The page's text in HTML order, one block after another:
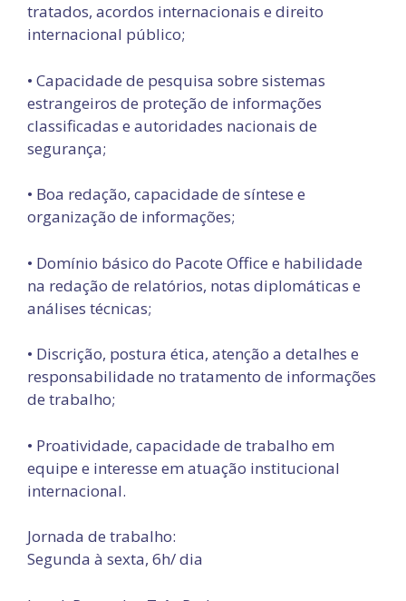
tratados, acordos internacionais e direito
internacional público;
• Capacidade de pesquisa sobre sistemas
estrangeiros de proteção de informações
classificadas e autoridades nacionais de
segurança;
• Boa redação, capacidade de síntese e
organização de informações;
• Domínio básico do Pacote Office e habilidade
na redação de relatórios, notas diplomáticas e
análises técnicas;
• Discrição, postura ética, atenção a detalhes e
responsabilidade no tratamento de informações
de trabalho;
• Proatividade, capacidade de trabalho em
equipe e interesse em atuação institucional
internacional.
Jornada de trabalho:
Segunda à sexta, 6h/ dia